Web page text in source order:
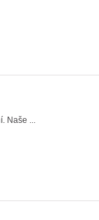
Naše ...